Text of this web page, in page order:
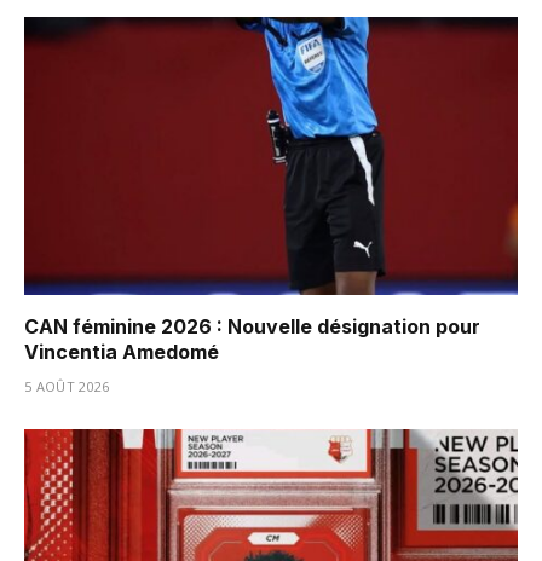
CAN féminine 2026 : Nouvelle désignation pour
Vincentia Amedomé
5 AOÛT 2026